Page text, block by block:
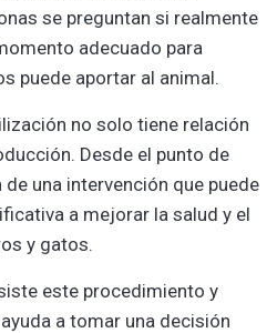
se preguntan si realmente
adecuado para
puede aportar al animal.
no solo tiene relación
Desde el punto de
una intervención que puede
a mejorar la salud y el
y gatos.
este procedimiento y
a tomar una decisión